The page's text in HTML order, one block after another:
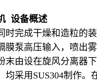
设备概述
时完成干燥和造粒的
膜泵高压输入，喷出
末由设在旋风分离器
均采用SUS304制作